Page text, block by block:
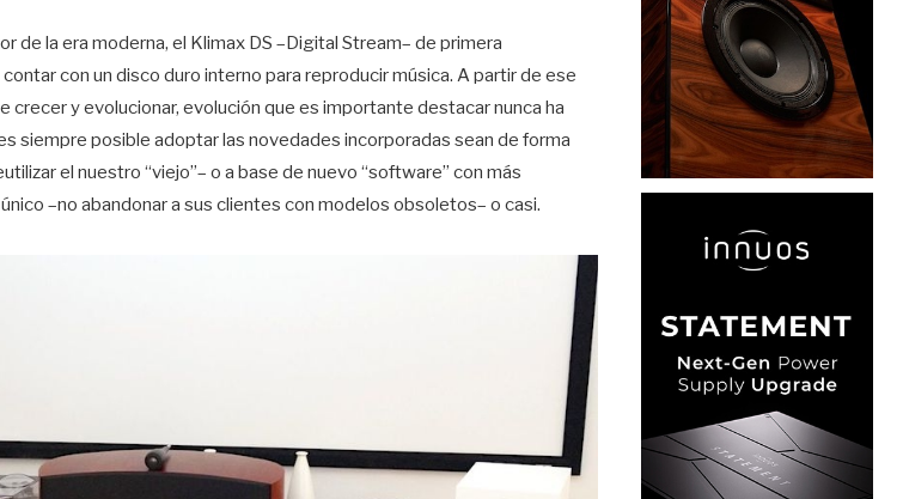
de la era moderna, el Klimax DS –Digital Stream– de primera
con un disco duro interno para reproducir música. A partir de ese
crecer y evolucionar, evolución que es importante destacar nunca ha
siempre posible adoptar las novedades incorporadas sean de forma
el nuestro “viejo”– o a base de nuevo “software” con más
–no abandonar a sus clientes con modelos obsoletos– o casi.